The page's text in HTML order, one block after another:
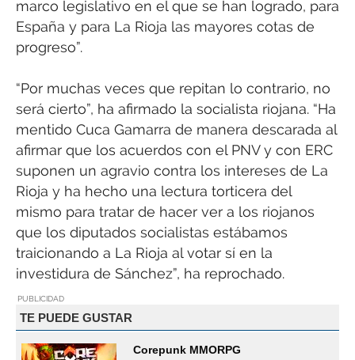
marco legislativo en el que se han logrado, para
España y para La Rioja las mayores cotas de
progreso”.
“Por muchas veces que repitan lo contrario, no
será cierto”, ha afirmado la socialista riojana. “Ha
mentido Cuca Gamarra de manera descarada al
afirmar que los acuerdos con el PNV y con ERC
suponen un agravio contra los intereses de La
Rioja y ha hecho una lectura torticera del
mismo para tratar de hacer ver a los riojanos
que los diputados socialistas estábamos
traicionando a La Rioja al votar sí en la
investidura de Sánchez”, ha reprochado.
PUBLICIDAD
TE PUEDE GUSTAR
Corepunk MMORPG